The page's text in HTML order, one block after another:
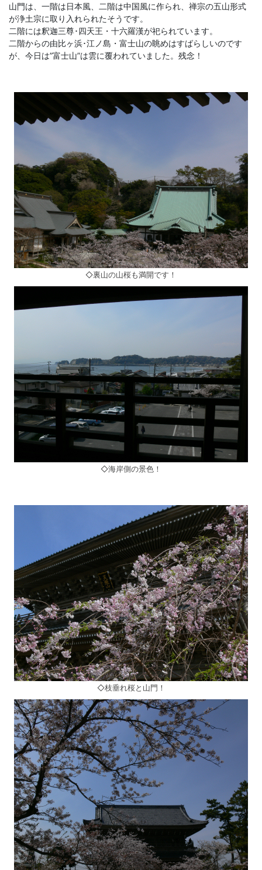
山門は、一階は日本風、二階は中国風に作られ、禅宗の五山形式
が浄土宗に取り入れられたそうです。
二階には釈迦三尊･四天王・十六羅漢が祀られています。
二階からの由比ヶ浜･江ノ島・富士山の眺めはすばらしいのです
が、今日は”富士山”は雲に覆われていました。残念！
◇裏山の山桜も満開です！
◇海岸側の景色！
◇枝垂れ桜と山門！